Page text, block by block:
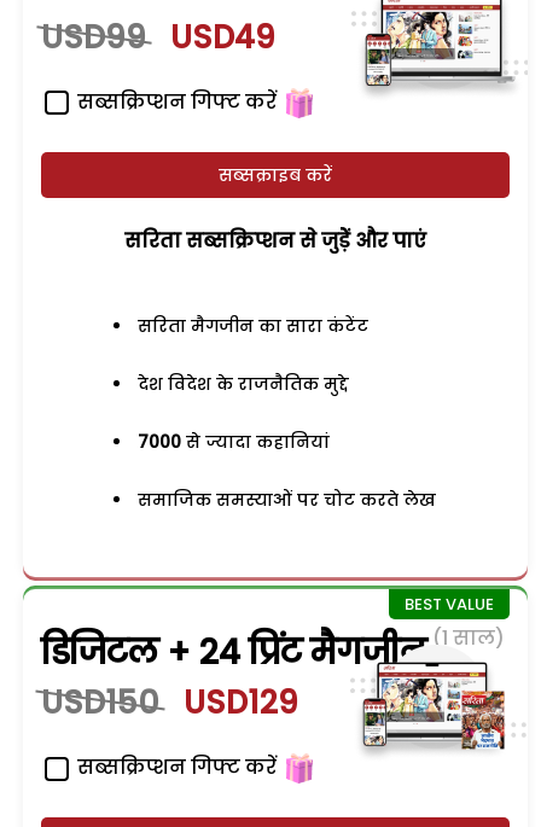
USD99 USD49
सब्सक्रिप्शन गिफ्ट करें
सब्सक्राइब करें
सरिता सब्सक्रिप्शन से जुड़ेें और पाएं
सरिता मैगजीन का सारा कंटेंट
देश विदेश के राजनैतिक मुद्दे
7000 से ज्यादा कहानियां
समाजिक समस्याओं पर चोट करते लेख
डिजिटल + 24 प्रिंट मैगजीन (1 साल)
USD150 USD129
सब्सक्रिप्शन गिफ्ट करें